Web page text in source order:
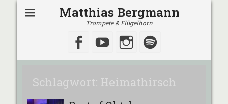
Matthias Bergmann
Trompete & Flügelhorn
Facebook
YouTubeInstagram
Schlagwort: Heimathirsch